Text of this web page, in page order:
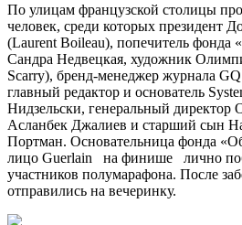
По улицам французской столицы
человек, среди которых президент
(Laurent Boileau), попечитель фонда
Сандра Недвецкая, художник
Scarry), бренд-менеджер журнала
главный редактор и основатель
Нидзельски, генеральный директор
Асланбек Джалиев и старший сын
Портман. Основательница фонда
лицо Guerlain на финише лично
участников полумарафона. После
отправились на вечеринку.